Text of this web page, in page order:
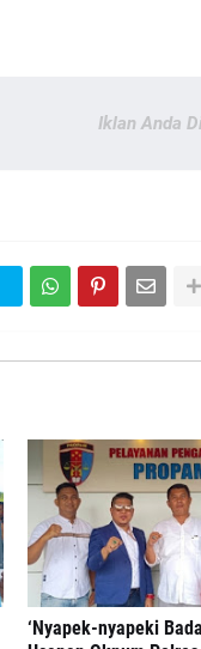
Iklan Anda
‘Nyapek-nyapeki